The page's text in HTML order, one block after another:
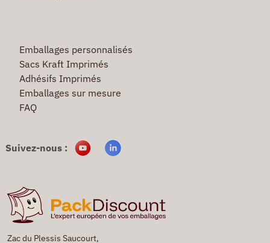
Zac du Plessis Saucourt,
Emballages personnalisés
Sacs Kraft Imprimés
Adhésifs Imprimés
Emballages sur mesure
FAQ
Suivez-nous :